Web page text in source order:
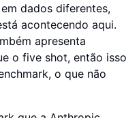
dados diferentes,
acontecendo aqui.
apresenta
o five shot, então isso
o que não